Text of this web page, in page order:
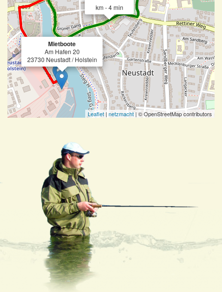
Mietboote
Am Hafen 20
23730 Neustadt / Holstein
km - 4 min
Leaflet | netzmacht | © OpenStreetMap contributors